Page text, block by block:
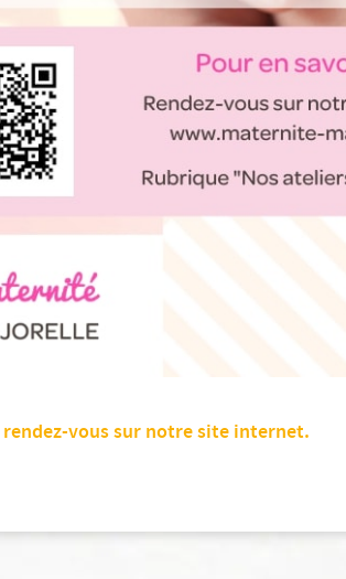
rendez-vous sur notre site internet.